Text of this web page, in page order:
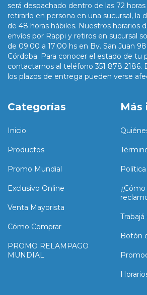
será despachado dentro de las 72
retirarlo en persona en una sucursal, la
de 48 horas hábiles. Nuestros horarios
envíos por Rappi y retiros en sucursal
de 09:00 a 17:00 hs en Bv. San Juan
Córdoba. Para conocer el estado de tu
contactarnos al teléfono 351 878 2186.
los plazos de entrega pueden verse
Categorías
Inicio
Productos
Promo Mundial
Exclusivo Online
Venta Mayorista
Cómo Comprar
PROMO RELAMPAGO
MUNDIAL
Más
Botón